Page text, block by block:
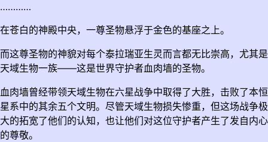
…………
在苍白的神殿中央，一尊圣物悬浮于金色的基座之上。
而这尊圣物的神貌对每个泰拉瑞亚生灵而言都无比崇高，尤其是
天域生物一族——这是世界守护者血肉墙的圣物。
血肉墙曾经带领天域生物在六星战争中取得了大胜，击败了本恒
星系中的其余五个文明。尽管天域生物损失惨重，但这场战争极
大的拓宽了他们的认知，也让他们对这位守护者产生了发自内心
的尊敬。